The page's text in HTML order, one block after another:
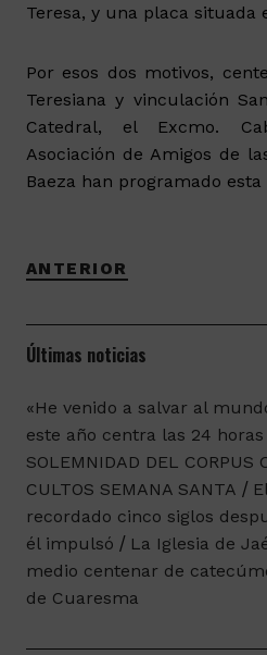
Teresa, y una placa situada
Por esos dos motivos,
Teresiana y vinculación
Catedral, el Excmo.
Asociación de Amigos de
Baeza han programado
ANTERIOR
Últimas noticias
«He venido a salvar al
este año centra las 24
SOLEMNIDAD DEL CORPUS
CULTOS SEMANA SANTA
recordado cinco siglos
él impulsó
La Iglesia de
medio centenar de
de Cuaresma